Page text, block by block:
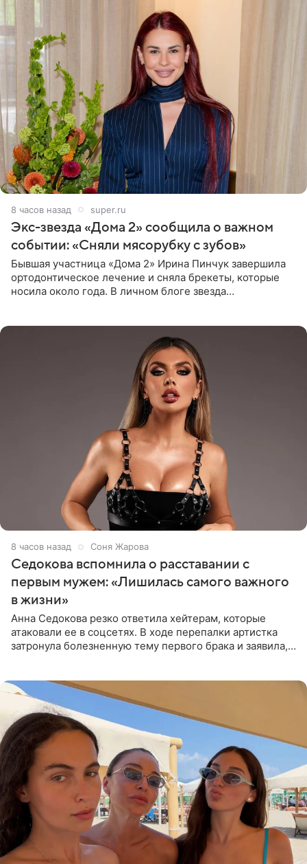
8 часов назад super.ru
Экс-звезда «Дома 2» сообщила о важном
событии: «Сняли мясорубку с зубов»
Бывшая участница «Дома 2» Ирина Пинчук завершила
ортодонтическое лечение и сняла брекеты, которые
носила около года. В личном блоге звезда
8 часов назад Соня Жарова
Седокова вспомнила о расставании с
первым мужем: «Лишилась самого важного
в жизни»
Анна Седокова резко ответила хейтерам, которые
атаковали ее в соцсетях. В ходе перепалки артистка
затронула болезненную тему первого брака и заявила,